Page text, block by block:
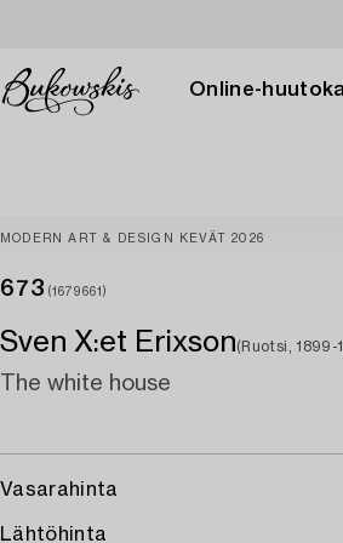
Online-
MODERN ART & DESIGN KEVÄT 2026
673 (1679661)
Sven X:et Erixson(Ruotsi, 1899-
The white house
Vasarahinta
Lähtöhinta